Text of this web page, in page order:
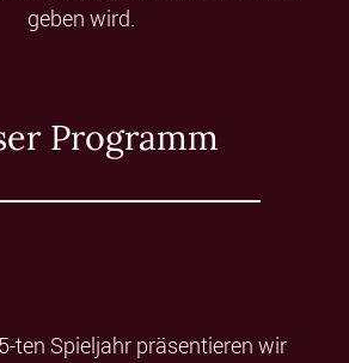
geben wird.
Programm
ten Spieljahr präsentieren wir